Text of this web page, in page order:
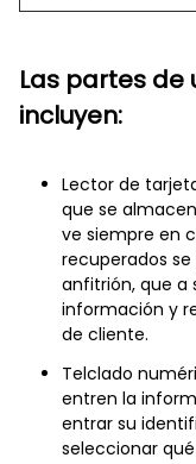
Las partes
incluyen:
Lector de
que se
ve siempre en
recuperados
anfitrión, que a
información y
de cliente.
Telclado
entren la
entrar su
seleccionar